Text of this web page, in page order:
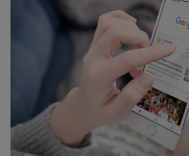
Wer auf Google-Anzeigen klickt,
Urteil stellt nun klar: Das
Verantwortung für eine
- auch wenn den Schaden
Weiterlesen